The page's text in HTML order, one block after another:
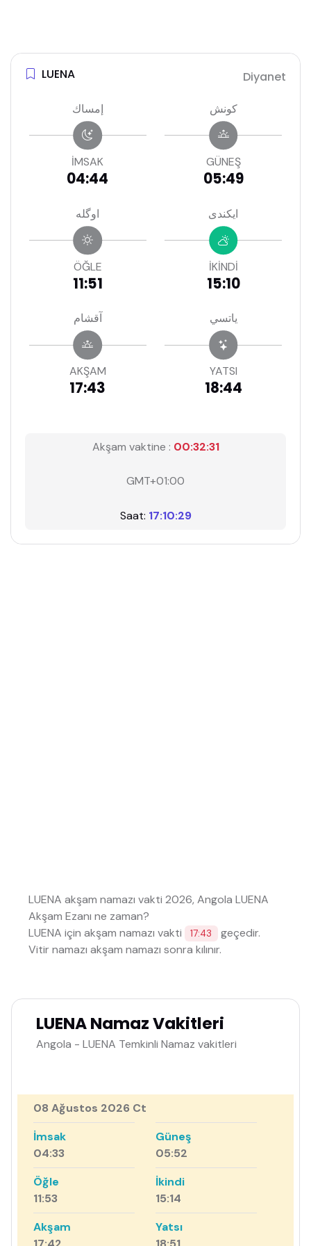
LUENA Diyanet
إمساك
İMSAK
04:44
كونش
GÜNEŞ
05:49
اوگله
ÖĞLE
11:51
ايكندى
İKİNDİ
15:10
آقشام
AKŞAM
17:43
ياتسي
YATSI
18:44
Akşam vaktine : 00:32:30
GMT+01:00
Saat: 17:10:30
LUENA akşam namazı vakti 2026, Angola LUENA
Akşam Ezanı ne zaman?
LUENA için akşam namazı vakti
17:43
geçedir.
Vitir namazı akşam namazı sonra kılınır.
LUENA Namaz Vakitleri
Angola - LUENA Temkinli Namaz vakitleri
08 Ağustos 2026 Ct
İmsak
04:33
Güneş
05:52
Öğle
11:53
İkindi
15:14
Akşam
Yatsı